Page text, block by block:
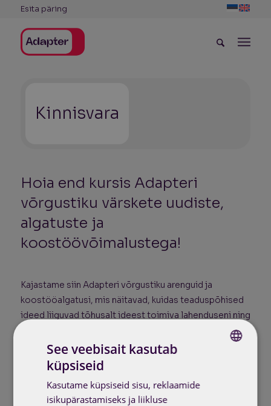
Esita päring
Kinnisvara
Hoia end kursis Adapteri
võrgustiku värskete uudiste,
algatuste ja
koostöövõimalustega!
Kajastame siin Adapteri võrgustiku arenguid ja
koostööalgatusi, mis näitavad, kuidas teaduspõhised
ideed liiguvad tõhusalt ideest toimiva lahenduseni ning
See veebisait kasutab
küpsiseid
Kasutame küpsiseid sisu, reklaamide
isikupärastamiseks ja liikluse